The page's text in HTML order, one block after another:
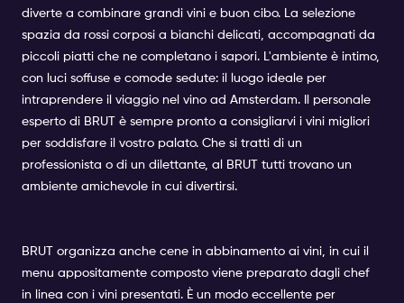
diverte a combinare grandi vini e buon cibo. La selezione
spazia da rossi corposi a bianchi delicati, accompagnati da
piccoli piatti che ne completano i sapori. L'ambiente è intimo,
con luci soffuse e comode sedute: il luogo ideale per
intraprendere il viaggio nel vino ad Amsterdam. Il personale
esperto di BRUT è sempre pronto a consigliarvi i vini migliori
per soddisfare il vostro palato. Che si tratti di un
professionista o di un dilettante, al BRUT tutti trovano un
ambiente amichevole in cui divertirsi.
BRUT organizza anche cene in abbinamento ai vini, in cui il
menu appositamente composto viene preparato dagli chef
in linea con i vini presentati. È un modo eccellente per